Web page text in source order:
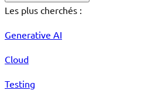
Les plus cherchés :
Generative AI
Cloud
Testing